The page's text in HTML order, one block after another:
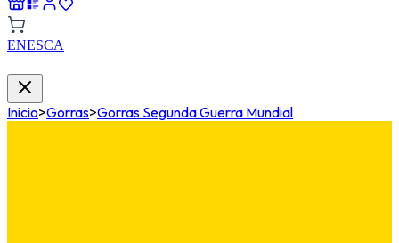
ENESCA
Inicio>Gorras>Gorras Segunda Guerra Mundial